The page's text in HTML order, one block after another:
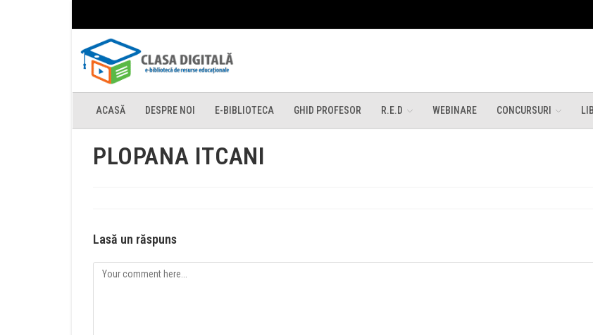
ACASĂ DESPRE NOI E-BIBLIOTECA GHID PROFESOR R.E.D WEBINARE CONCURSURI
PLOPANA ITCANI
Lasă un răspuns